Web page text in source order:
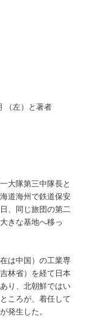
（左）と著者
大隊第三中隊長と
道海州で鉄道保安
、同じ旅団の第二
きな基地へ移っ
は中国）の工業専
林省）を経て日本
り、北朝鮮ではい
ころが、着任して
発生した。